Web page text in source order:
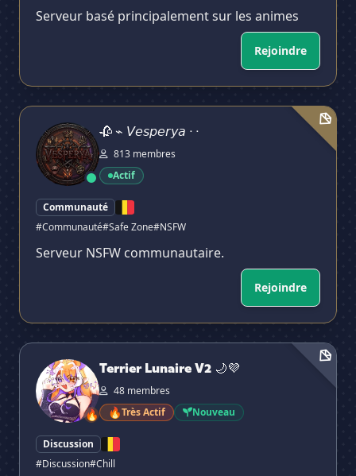
Serveur basé principalement sur les animes
Rejoindre
🥀 ⌁ 𝘝𝘦𝘴𝘱𝘦𝘳𝘺𝘢 ᐧ ᐧ
🥀 ⌁ 𝘝𝘦𝘴𝘱𝘦𝘳𝘺𝘢 ᐧ ᐧ
813 membres
Actif
Communauté
#Communauté#Safe Zone#NSFW
Serveur NSFW communautaire.
Rejoindre
Terrier Lunaire V2 🌙💜
🔥
Terrier Lunaire V2 🌙💜
48 membres
🔥Très Actif Nouveau
Discussion
#Discussion#Chill